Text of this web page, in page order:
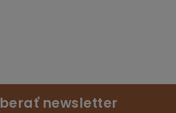
newsletter